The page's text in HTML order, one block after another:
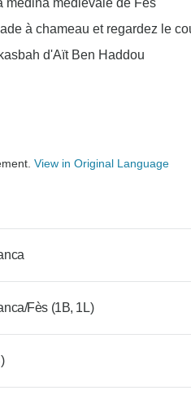
médina médiévale de Fès
à chameau et regardez le
d'Aït Ben Haddou
View in Original Language
Fès (1B, 1L)